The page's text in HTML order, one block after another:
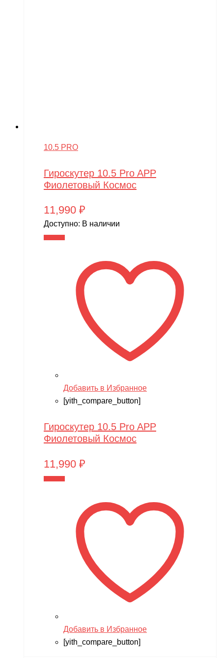
10.5 PRO
Гироскутер 10.5 Pro APP
Фиолетовый Космос
11,990 ₽
Доступно: В наличии
Добавить в Избранное
[yith_compare_button]
Гироскутер 10.5 Pro APP
Фиолетовый Космос
11,990 ₽
Добавить в Избранное
[yith_compare_button]